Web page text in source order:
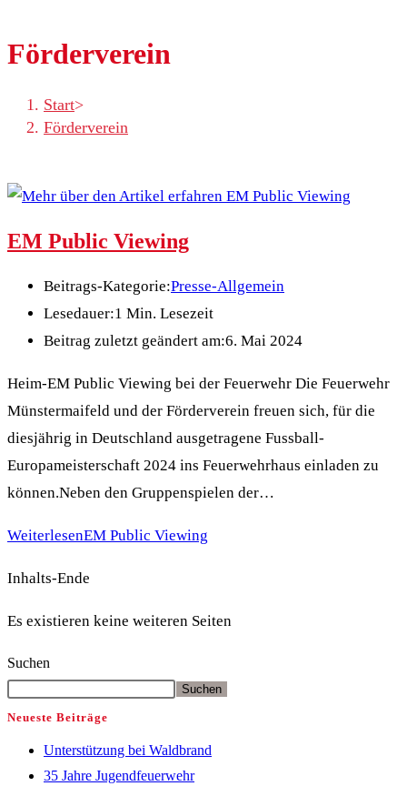
Förderverein
Start>
Förderverein
EM Public Viewing
Beitrags-Kategorie:Presse-Allgemein
Lesedauer:1 Min. Lesezeit
Beitrag zuletzt geändert am:6. Mai 2024
Heim-EM Public Viewing bei der Feuerwehr Die Feuerwehr
Münstermaifeld und der Förderverein freuen sich, für die
diesjährig in Deutschland ausgetragene Fussball-
Europameisterschaft 2024 ins Feuerwehrhaus einladen zu
können.Neben den Gruppenspielen der…
WeiterlesenEM Public Viewing
Inhalts-Ende
Es existieren keine weiteren Seiten
Suchen
Suchen
Neueste Beiträge
Unterstützung bei Waldbrand
35 Jahre Jugendfeuerwehr